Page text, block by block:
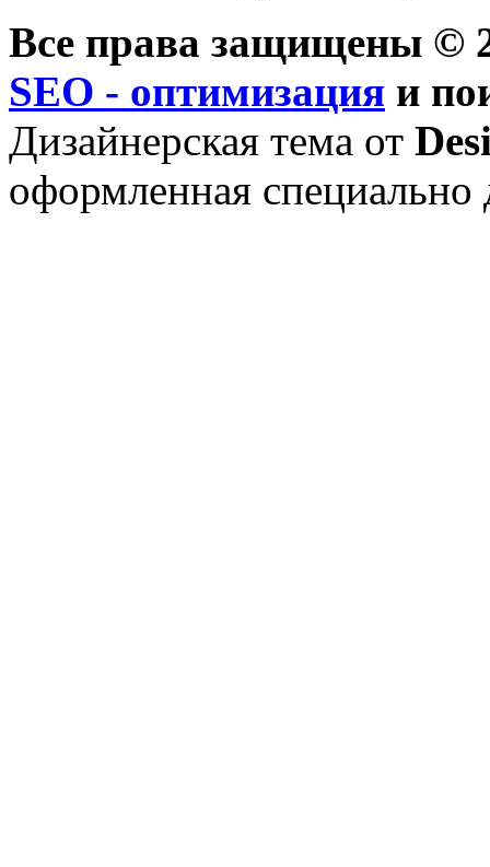
Все права защищены ©
SEO - оптимизация и
Дизайнерская тема от
оформленная